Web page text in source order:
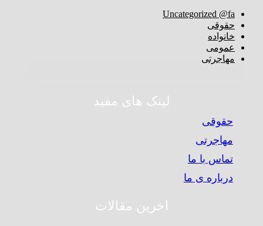
Uncategorized @fa
حقوقی
خانواده
عمومی
مهاجرتی
لینک های مفید
حقوقی
مهاجرتی
تماس با ما
درباره ی ما
اخرین مقالات